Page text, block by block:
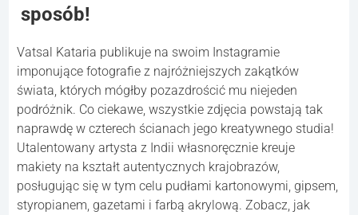
sposób!
Vatsal Kataria publikuje na swoim Instagramie
imponujące fotografie z najróżniejszych zakątków
świata, których mógłby pozazdrościć mu niejeden
podróżnik. Co ciekawe, wszystkie zdjęcia powstają tak
naprawdę w czterech ścianach jego kreatywnego studia!
Utalentowany artysta z Indii własnoręcznie kreuje
makiety na kształt autentycznych krajobrazów,
posługując się w tym celu pudłami kartonowymi, gipsem,
styropianem, gazetami i farbą akrylową. Zobacz, jak